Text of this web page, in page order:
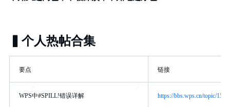
▍个人热帖合集
要点 链接
WPS中#SPILL!错误详解 https://bbs.wps.cn/topic/